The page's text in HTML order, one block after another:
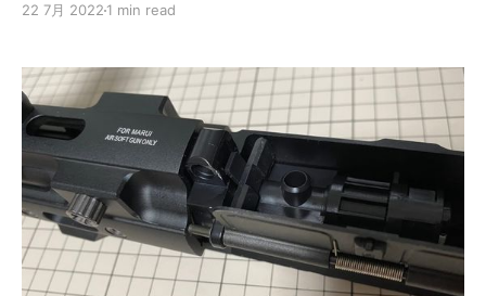
も被ろうとはしません。 でも稀に良いかもなーと思って
深く被ることは出来ない。 今回もやはりダメだったか…
そんなことを繰り返している人は、是非UNNAMED
HEADWEARの帽子を試してもらいたいです。 （広告じ
ゃないよ？） UNNAMED HEADWEARとは UNNAMED
HEADWEARは頭が大きな人に向けた帽子のブランドで
す。 最初はマクアケでクラウンドファンディングをして
立ち上げたみたいですが、今は公式ネットショップから
購入することができます。 詳しくは公式ホームページを
見てもらえればと思います。 公式にあるメッセージ。
22 7月 2022 1 min read